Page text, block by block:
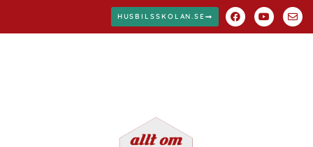
HUSBILSSKOLAN.SE